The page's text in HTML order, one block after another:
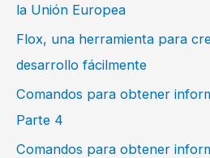
la Unión Europea
Flox, una herramienta para
desarrollo fácilmente
Comandos para obtener
Parte 4
Comandos para obtener